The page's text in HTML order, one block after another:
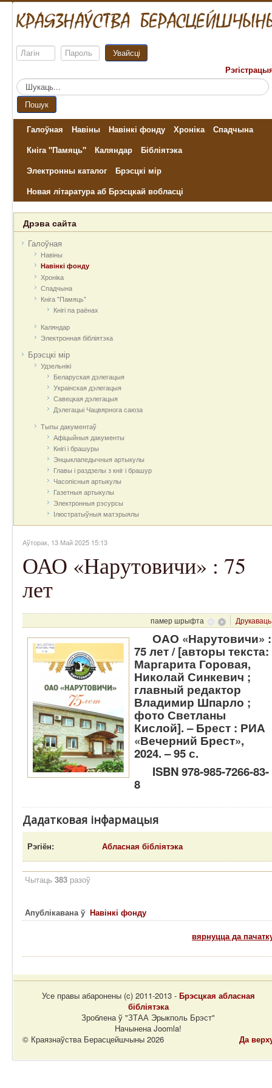
Увайсці
Пошук...
Пошук
Галоўная Навіны Навінкі фонду Хроніка
Спадчына
Кніга "Памяць"
Каляндар
Бібліятэка
Электронны каталог
Брэсцкі мір
Новая літаратура аб Брэсцкай вобласці
Дрэва сайта
Галоўная
Навіны
Навінкі фонду
Хроніка
Спадчына
Кніга "Памяць"
Кнігі па раёнах
Каляндар
Электронная бібліятэка
Брэсцкі мір
Удзельнікі
Беларуская дэлегацыя
Украінская дэлегацыя
Савецкая дэлегацыя
Дэлегацыі Чацвярнога саюза
Тыпы дакументаў
Афіцыйныя дакумeнты
Кнігі і брашуры
Энцыклапедычныя артыкулы
Главы і раздзелы з кніг і брашур
Часопісныя артыкулы
Газетныя артыкулы
Электронныя рэсурсы
Ілюстратыўныя матэрыялы
Аўторак, 13 Май 2025 15:13
ОАО «Нарутовичи» : 75
лет
памер шрыфта Друкаваць
ОАО «Нарутовичи» :
75 лет / [авторы текста:
Маргарита Горовая,
Николай Синкевич ;
главный редактор
Владимир Шпарло ;
фото Светланы
Кислой]. – Брест : РИА
«Вечерний Брест»,
2024. – 95 с.
ISBN 978-985-7266-83-
8
Дадатковая інфармацыя
Рэгіён: Абласная бібліятэка
Чытаць 383 разоў
Апублікавана ў Навінкі фонду
вярнуцца да
Усе правы абаронены (c) 2011-2013 - Брэсцкая абласная
бібліятэка
Зроблена ў "ЗТАА Эрыкполь Брэст"
Начынена Joomla!
Да
© Краязнаўства Берасцейшчыны 2026